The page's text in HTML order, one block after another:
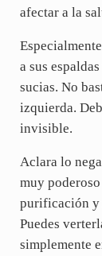
afectar a la
a sus
sucias. No
izquierda.
invisible.
Aclara lo
muy
purificación y
Puedes
simplemente